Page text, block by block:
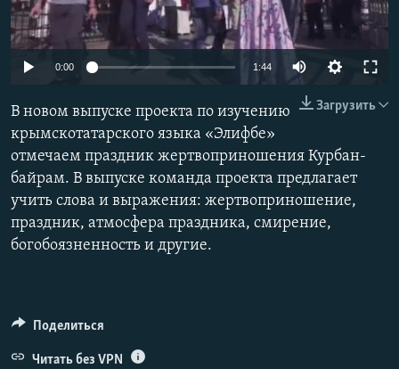
ПОБЕДИТЕЛЕЙ НЕ СУДЯТ?
КРЫМ.НЕПОКОРЕННЫЙ
УКРАИНСКАЯ ПРОБЛЕМА КРЫМА
ПРИСОЕДИНЯЙТЕСЬ!
Все сайты RFE/RL
0:00 1:44
Загрузить
В новом выпуске проекта по изучению
крымскотатарского языка «Элифбе»
отмечаем праздник жертвоприношения Курбан-
байрам. В выпуске команда проекта предлагает
учить слова и выражения: жертвоприношение,
праздник, атмосфера праздника, смирение,
богобоязненность и другие.
Поделиться
Читать без VPN